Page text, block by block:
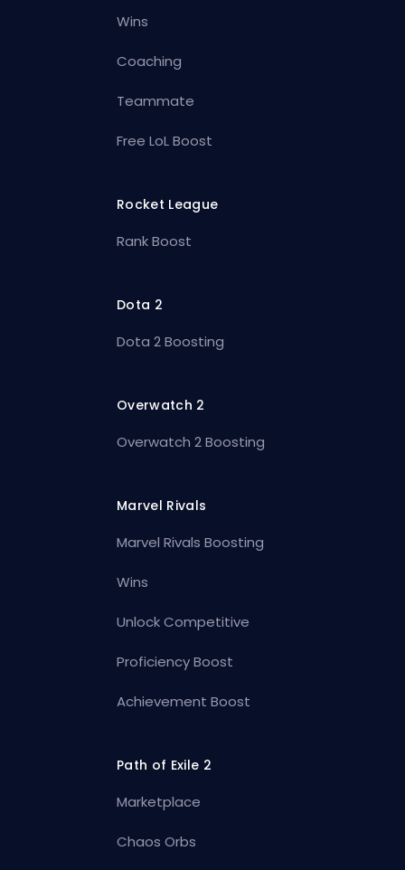
Wins
Coaching
Teammate
Free LoL Boost
Rocket League
Rank Boost
Dota 2
Dota 2 Boosting
Overwatch 2
Overwatch 2 Boosting
Marvel Rivals
Marvel Rivals Boosting
Wins
Unlock Competitive
Proficiency Boost
Achievement Boost
Path of Exile 2
Marketplace
Chaos Orbs